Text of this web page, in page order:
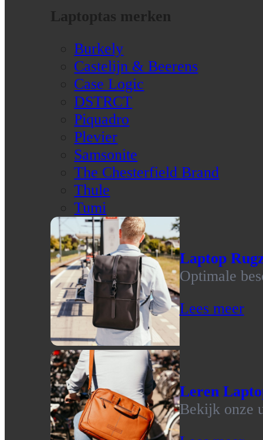
Laptoptas merken
Burkely
Castelijn & Beerens
Case Logic
DSTRCT
Piquadro
Plevier
Samsonite
The Chesterfield Brand
Thule
Tumi
Laptop
Optimale
Lees meer
Leren
Bekijk onze